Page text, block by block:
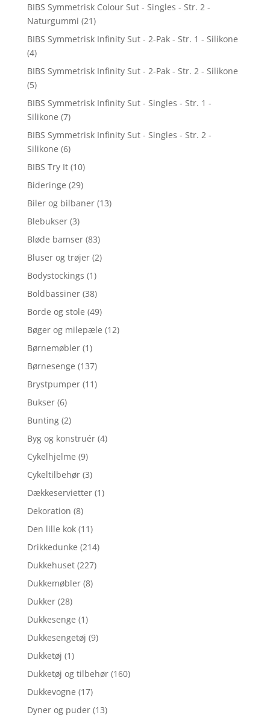
BIBS Symmetrisk Colour Sut - Singles - Str. 2 -
Naturgummi (21)
BIBS Symmetrisk Infinity Sut - 2-Pak - Str. 1 - Silikone
(4)
BIBS Symmetrisk Infinity Sut - 2-Pak - Str. 2 - Silikone
(5)
BIBS Symmetrisk Infinity Sut - Singles - Str. 1 -
Silikone (7)
BIBS Symmetrisk Infinity Sut - Singles - Str. 2 -
Silikone (6)
BIBS Try It (10)
Bideringe (29)
Biler og bilbaner (13)
Blebukser (3)
Bløde bamser (83)
Bluser og trøjer (2)
Bodystockings (1)
Boldbassiner (38)
Borde og stole (49)
Bøger og milepæle (12)
Børnemøbler (1)
Børnesenge (137)
Brystpumper (11)
Bukser (6)
Bunting (2)
Byg og konstruér (4)
Cykelhjelme (9)
Cykeltilbehør (3)
Dækkeservietter (1)
Dekoration (8)
Den lille kok (11)
Drikkedunke (214)
Dukkehuset (227)
Dukkemøbler (8)
Dukker (28)
Dukkesenge (1)
Dukkesengetøj (9)
Dukketøj (1)
Dukketøj og tilbehør (160)
Dukkevogne (17)
Dyner og puder (13)